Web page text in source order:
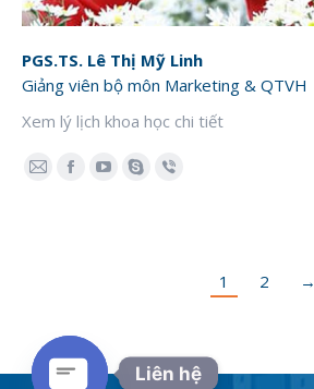
PGS.TS. Lê Thị Mỹ Linh
Giảng viên bộ môn Marketing & QTVH
Xem lý lịch khoa học chi tiết
E-
Facebook
YouTube
SkypeViber
1 2 →
Liên hệ